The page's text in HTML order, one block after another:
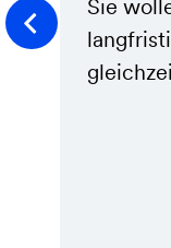
Sie